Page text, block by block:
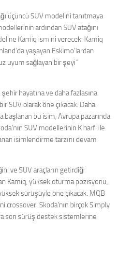
üçüncü SUV modelini tanıtmaya
ardından SUV atağını
Kamiq ismini verecek. Kamiq
yaşayan Eskimo’lardan
uyum sağlayan bir şeyi“
hayatına ve daha fazlasına
SUV olarak öne çıkacak. Daha
başlanan bu isim, Avrupa pazarında
SUV modellerinin K harfi ile
isimlendirme tarzını devam
ve SUV araçların getirdiği
Kamiq, yüksek oturma pozisyonu,
sürüşüyle öne çıkacak. MQB
crossover, Skoda’nın birçok Simply
son sürüş destek sistemlerine